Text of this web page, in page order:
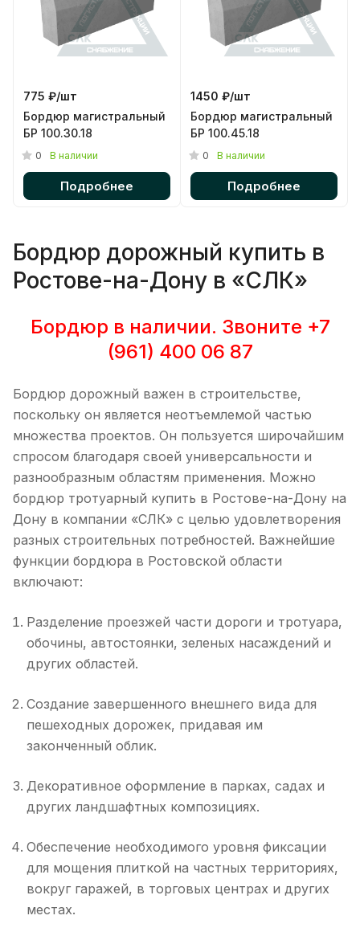
775 ₽/шт
Бордюр магистральный
БР 100.30.18
0 В наличии
Подробнее
1450 ₽/шт
Бордюр магистральный
БР 100.45.18
0 В наличии
Подробнее
Бордюр дорожный купить в
Ростове-на-Дону в «СЛК»
Бордюр в наличии. Звоните +7
(961) 400 06 87
Бордюр дорожный важен в строительстве,
поскольку он является неотъемлемой частью
множества проектов. Он пользуется широчайшим
спросом благодаря своей универсальности и
разнообразным областям применения. Можно
бордюр тротуарный купить в Ростове-на-Дону на
Дону в компании «СЛК» с целью удовлетворения
разных строительных потребностей. Важнейшие
функции бордюра в Ростовской области
включают:
Разделение проезжей части дороги и тротуара,
обочины, автостоянки, зеленых насаждений и
других областей.
Создание завершенного внешнего вида для
пешеходных дорожек, придавая им
законченный облик.
Декоративное оформление в парках, садах и
других ландшафтных композициях.
Обеспечение необходимого уровня фиксации
для мощения плиткой на частных территориях,
вокруг гаражей, в торговых центрах и других
местах.